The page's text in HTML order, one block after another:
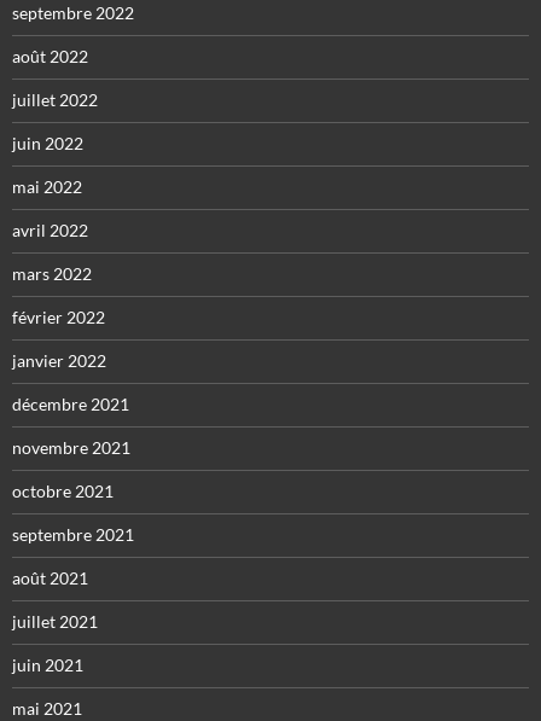
septembre 2022
août 2022
juillet 2022
juin 2022
mai 2022
avril 2022
mars 2022
février 2022
janvier 2022
décembre 2021
novembre 2021
octobre 2021
septembre 2021
août 2021
juillet 2021
juin 2021
mai 2021